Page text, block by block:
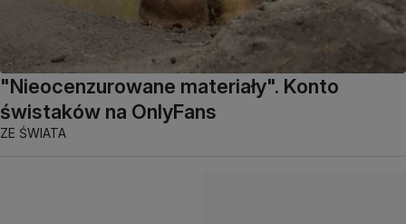
"Nieocenzurowane materiały". Konto
świstaków na OnlyFans
ZE ŚWIATA